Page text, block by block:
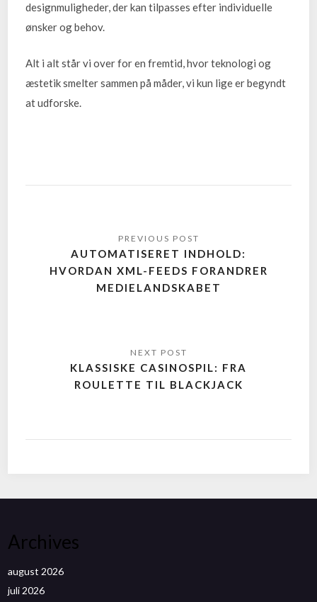
designmuligheder, der kan tilpasses efter individuelle
ønsker og behov.
Alt i alt står vi over for en fremtid, hvor teknologi og
æstetik smelter sammen på måder, vi kun lige er begyndt
at udforske.
AUTOMATISERET INDHOLD:
HVORDAN XML-FEEDS FORANDRER
MEDIELANDSKABET
KLASSISKE CASINOSPIL: FRA
ROULETTE TIL BLACKJACK
Archives
august 2026
juli 2026